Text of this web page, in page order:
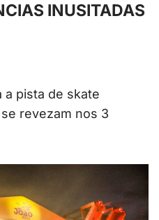
INUSITADAS
a pista de skate
revezam nos 3